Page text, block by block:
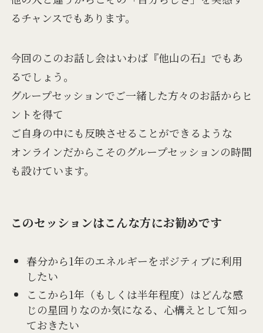
るチャンスでもあります。
今回のこのお話し会はいわば『他山の石』でもあ
るでしょう。
グループセッションでご一緒した方々のお話からヒ
ントを得て
ご自身の中にも反映させることができるような
オンラインだからこそのグループセッションの時間
も設けています。
このセッションはこんな方にお勧めです
春分から1年のエネルギーをポジティブに利用
したい
ここから1年（もしくは半年程度）はどんな感
じの星回りなのか気になる、心構えとして知っ
ておきたい